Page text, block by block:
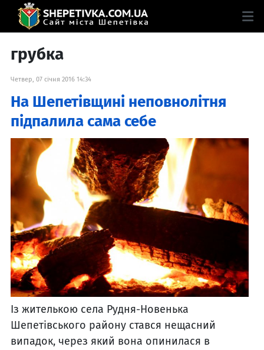
грубка
Четвер, 07 січня 2016 14:34
На Шепетівщині неповнолітня
підпалила сама себе
Із жителькою села Рудня-Новенька
Шепетівського району стався нещасний
випадок, через який вона опинилася в